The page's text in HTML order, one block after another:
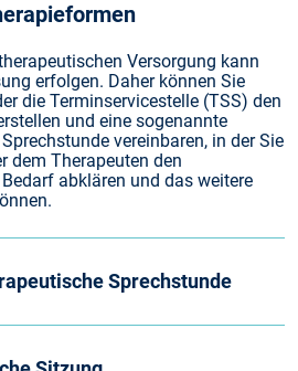
Versorgung kann
erfolgen. Daher können Sie
die Terminservicestelle (TSS) den
und eine sogenannte
vereinbaren, in der Sie
dem Therapeuten den
abklären und das weitere
Sprechstunde